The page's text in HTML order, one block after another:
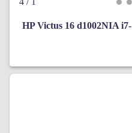
لپ تاپ 16.1 اینچی اچ پی مدل HP Victus 16 d1002NIA i7-